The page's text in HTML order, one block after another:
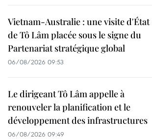
Vietnam-Australie : une visite d'État
de Tô Lâm placée sous le signe du
Partenariat stratégique global
06/08/2026 09:53
Le dirigeant Tô Lâm appelle à
renouveler la planification et le
développement des infrastructures
06/08/2026 09:49